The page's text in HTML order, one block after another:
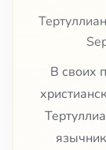
В своих